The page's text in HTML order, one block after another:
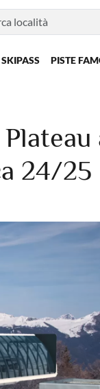
SKIPASS PISTE
24/25